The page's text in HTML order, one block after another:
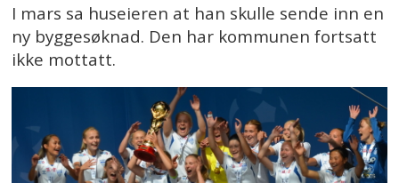
I mars sa huseieren at han skulle sende inn en
ny byggesøknad. Den har kommunen fortsatt
ikke mottatt.